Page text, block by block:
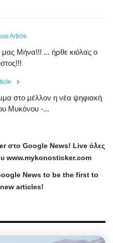
Article
Μήνα!!! ... ήρθε κιόλας ο
στο μέλλον η νέα ψηφιακή
Μυκόνου -...
στο Google News! Liveόλες
www.mykonosticker.com
News to be the first to
articles!